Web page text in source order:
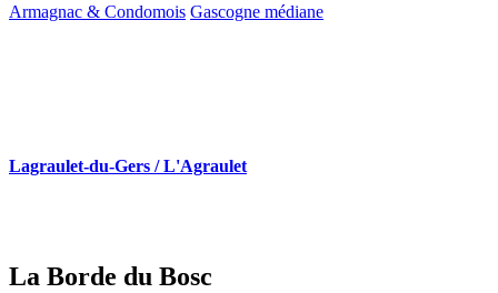
Armagnac & Condomois Gascogne médiane
Lagraulet-du-Gers / L'Agraulet
La Borde du Bosc